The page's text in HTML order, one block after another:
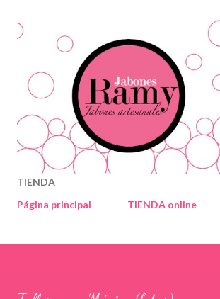
TIENDA
Página principal
TIENDA online